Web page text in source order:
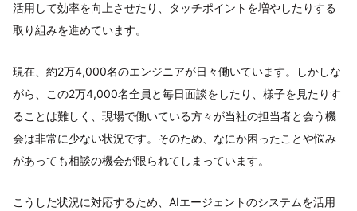
活用して効率を向上させたり、タッチポイントを増やしたりする
取り組みを進めています。
現在、約2万4,000名のエンジニアが日々働いています。しかしな
がら、この2万4,000名全員と毎日面談をしたり、様子を見たりす
ることは難しく、現場で働いている方々が当社の担当者と会う機
会は非常に少ない状況です。そのため、なにか困ったことや悩み
があっても相談の機会が限られてしまっています。
こうした状況に対応するため、AIエージェントのシステムを活用